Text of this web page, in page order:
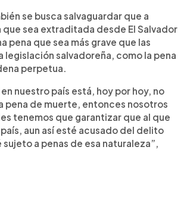
se busca salvaguardar que a
que sea extraditada desde El Salvador
pena que sea más grave que las
legislación salvadoreña, como la pena
perpetua.
nuestro país está, hoy por hoy, no
pena de muerte, entonces nosotros
tenemos que garantizar que al que
aun así esté acusado del delito
a penas de esa naturaleza”,